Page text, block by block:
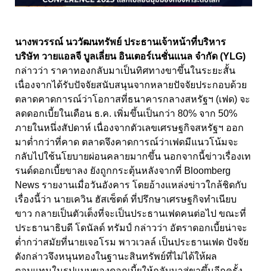
นางพวรรณ์ นววัฒนทรัพย์ ประธานเจ้าหน้าที่บริหาร
บริษัท วายแอลจี บูลเลี่ยน อินเตอร์เนชั่นแนล จำกัด (YLG)
กล่าวว่า ราคาทองกลับมาเป็นทิศทางขาขึ้นในระยะสั้น
เนื่องจากได้รับปัจจัยสนับสนุนจากหลายปัจจัยประกอบด้วย
ตลาดคาดการณ์ว่าโอกาสที่ธนาคารกลางสหรัฐฯ (เฟด) จะ
ลดดอกเบี้ยในเดือน ธ.ค. เพิ่มขึ้นเป็นกว่า 80% จาก 50%
ภายในหนึ่งสัปดาห์ เนื่องจากตัวเลขเศรษฐกิจสหรัฐฯ ออก
มาต่ำกว่าที่คาด ตลาดจึงคาดการณ์ว่าเฟดมีแนวโน้มจะ
กลับไปใช้นโยบายผ่อนคลายมากขึ้น นอกจากนี้ข่าวเรื่องเท
รนด์ดอกเบี้ยขาลง ยังถูกกระตุ้นหลังจากที่ Bloomberg
News รายงานเมื่อวันอังคาร โดยอ้างแหล่งข่าวใกล้ชิดกับ
เรื่องนี้ว่า นายเควิน ฮัสเซ็ตต์ ที่ปรึกษาเศรษฐกิจทำเนียบ
ขาว กลายเป็นตัวเต็งที่จะเป็นประธานเฟดคนต่อไป ขณะที่
ประธานาธิบดี โดนัลด์ ทรัมป์ กล่าวว่า อัตราดอกเบี้ยน่าจะ
ต่ำกว่าสมัยที่นายเจอโรม พาวเวลล์ เป็นประธานเฟด ปัจจัย
ดังกล่าวจึงหนุนทองในฐานะสินทรัพย์ที่ไม่ได้ให้ผล